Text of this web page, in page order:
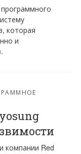
которая
и
компании Red